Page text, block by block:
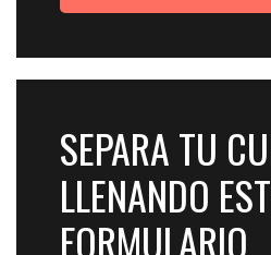
SEPARA TU
LLENANDO
FORMULARIO